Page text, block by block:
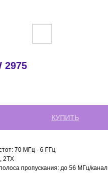
2975
КУПИТЬ
70 МГц - 6 ГГц
2TX
пропускания: до 56 МГц/канал